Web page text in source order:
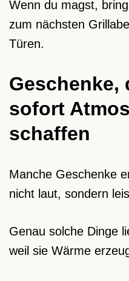
Wenn du magst,
zum nächsten
Türen.
Geschenke,
sofort
schaffen
Manche Geschenke
nicht laut, sondern
Genau solche Dinge
weil sie Wärme